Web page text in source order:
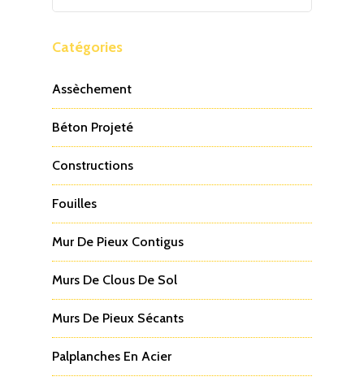
Catégories
Assèchement
Béton Projeté
Constructions
Fouilles
Mur De Pieux Contigus
Murs De Clous De Sol
Murs De Pieux Sécants
Palplanches En Acier